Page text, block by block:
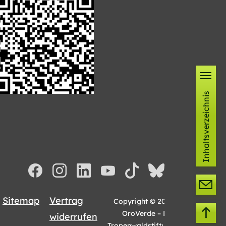
Sitemap
Vertrag
widerrufen
Copyright © 2026
OroVerde – Die
Inhaltsverzeichnis